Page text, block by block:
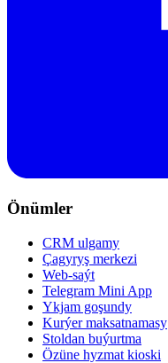
Önümler
CRM ulgamy
Çagyryş merkezi
Web-saýt
Telegram Mini App
Ykjam goşundy
Kurýer maksatnamasy
Stoldan buýurtma
Özüne hyzmat kioski